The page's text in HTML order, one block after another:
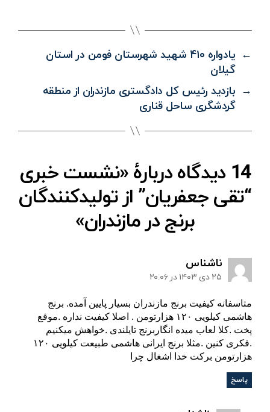
←
یادواره ۴۱۰ شهید شهرستان فومن در استان
گیلان
→ بازدید رئیس کل دادگستری مازندران از منطقه
گردشگری ساحل قناری
14 دیدگاه دربارهٔ «نشست خبری
“تقی جعفریان” از تولیدکنندگان
برنج در مازندران»
ناشناس
۲۵ دی ۱۴۰۳ در ۲۰:۰۶
متاسفانه کیفیت برنج مازندران بسیار پایین آمده. برنج
هاشمی کیلویی ۱۲۰ هزارتومن . اصلا کیفیت نداره .موقع
پخت .کلا لعاب میده انگاربرنج تایلندی .خواهش میکنیم
.فکری کنین .مثلا برنج ایرانی هاشمی طبیعت کیلویی ۱۲۰
هزارتومن برکت خدا اشغال چرا
پاسخ